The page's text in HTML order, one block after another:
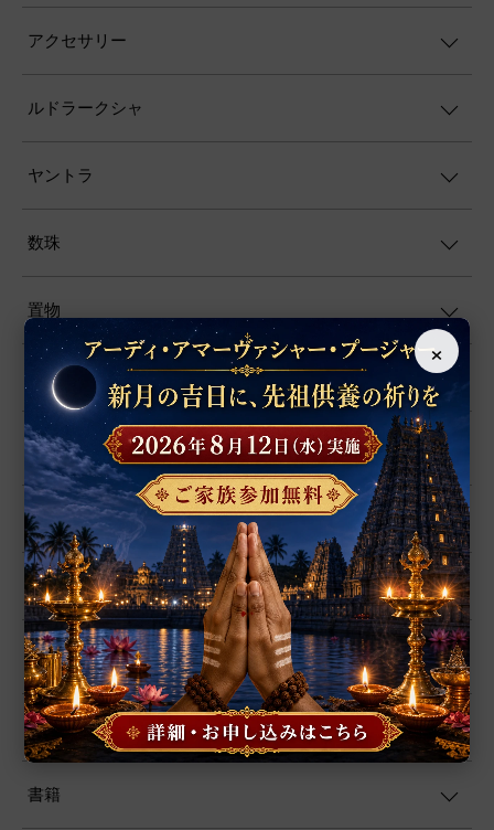
アクセサリー
ルドラークシャ
ヤントラ
数珠
置物
シャーラグラーマ
お香
プージャー用品
プージャー・サービス
ファブリック
ヨーガ
書籍
×